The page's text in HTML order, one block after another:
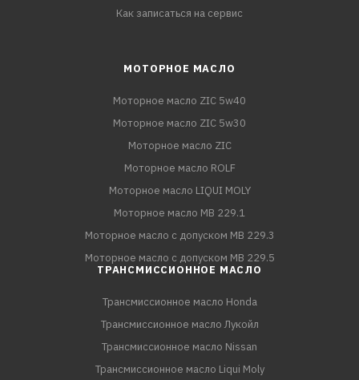
Как записаться на сервис
МОТОРНОЕ МАСЛО
Моторное масло ZIC 5w40
Моторное масло ZIC 5w30
Моторное масло ZIC
Моторное масло ROLF
Моторное масло LIQUI MOLY
Моторное масло MB 229.1
Моторное масло с допуском MB 229.3
Моторное масло с допуском MB 229.5
ТРАНСМИССИОННОЕ МАСЛО
Трансмиссионное масло Honda
Трансмиссионное масло Лукойл
Трансмиссионное масло Nissan
Трансмиссионное масло Liqui Moly